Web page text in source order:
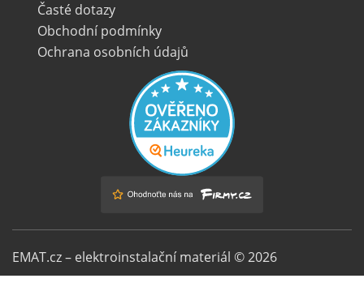
Časté dotazy
Obchodní podmínky
Ochrana osobních údajů
EMAT.cz – elektroinstalační materiál © 2026